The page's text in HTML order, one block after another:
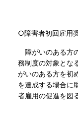
○障害者初回雇用
障がいのある方
務制度の対象とな
がいのある方を初
を達成する場合に
者雇用の促進を図